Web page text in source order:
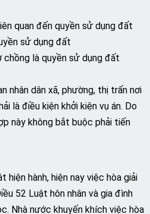
quan đến quyền sử dụng đất
sử dụng đất
chồng là quyền sử dụng đất
nhân dân xã, phường, thị trấn nơi
là điều kiện khởi kiện vụ án. Do
này không bắt buộc phải tiến
hiện hành, hiện nay việc hòa giải
52 Luật hôn nhân và gia đình
Nhà nước khuyến khích việc hòa